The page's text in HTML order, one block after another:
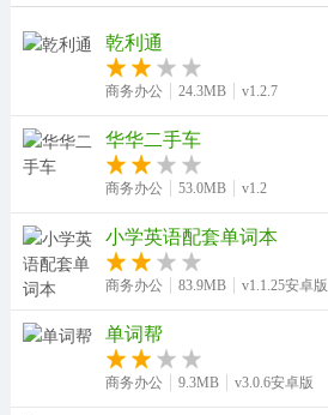
乾利通
商务办公 24.3MB v1.2.7
华华二手车
商务办公 53.0MB v1.2
小学英语配套单词本
商务办公 83.9MB v1.1.25安卓版
单词帮
商务办公 9.3MB v3.0.6安卓版